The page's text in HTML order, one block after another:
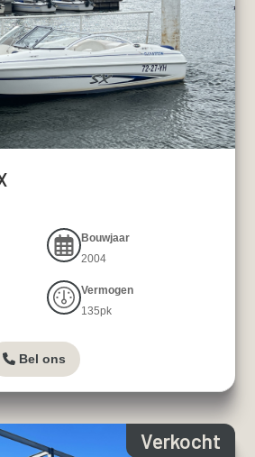
Bouwjaar
2004
Vermogen
135pk
Bel ons
Verkocht